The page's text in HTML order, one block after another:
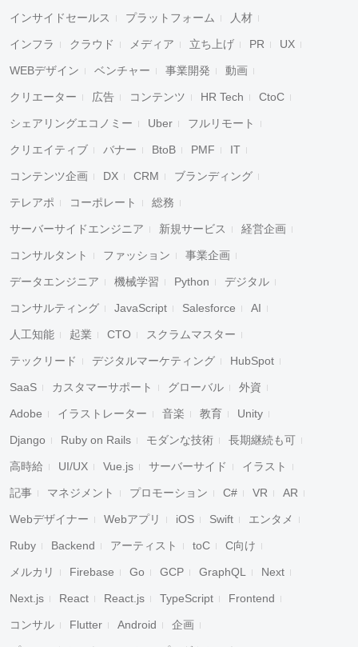
インサイドセールス プラットフォーム 人材
インフラ クラウド メディア 立ち上げ PR UX
WEBデザイン ベンチャー 事業開発 動画
クリエーター 広告 コンテンツ HR Tech CtoC
シェアリングエコノミー Uber フルリモート
クリエイティブ バナー BtoB PMF IT
コンテンツ企画 DX CRM ブランディング
テレアポ コーポレート 総務
サーバーサイドエンジニア 新規サービス 経営企画
コンサルタント ファッション 事業企画
データエンジニア 機械学習 Python デジタル
コンサルティング JavaScript Salesforce AI
人工知能 起業 CTO スクラムマスター
テックリード デジタルマーケティング HubSpot
SaaS カスタマーサポート グローバル 外資
Adobe イラストレーター 音楽 教育 Unity
Django Ruby on Rails モダンな技術 長期継続も可
高時給 UI/UX Vue.js サーバーサイド イラスト
記事 マネジメント プロモーション C# VR AR
Webデザイナー Webアプリ iOS Swift エンタメ
Ruby Backend アーティスト toC C向け
メルカリ Firebase Go GCP GraphQL Next
Next.js React React.js TypeScript Frontend
コンサル Flutter Android 企画